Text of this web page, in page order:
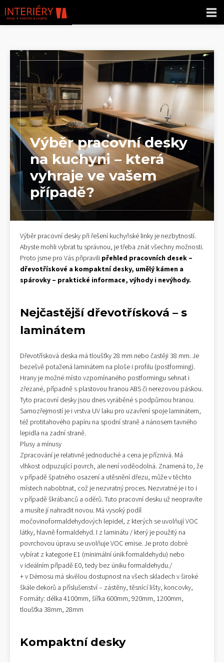
Výběr pracovní desky
na kuchyni – která
vyhraje ve vašem
případě?
Výběr pracovní desky při řešení kuchyňské linky je nezbytností.
Abyste mohli vybrat tu správnou, je třeba znát všechny možnosti.
Proto jsme pro Vás připravili přehled pracovních desek –
dřevotřískové a kompaktní desky, umělý kámen a
spárovky – praktické informace, výhody i nevýhody.
Nejčastějšídřevotřísková – s
laminátem
Dřevotřísková deska má tloušťky 28 mm nebo častěji 38 mm. Je
bezešvě potažená laminátem na ploše i profilu (postforming).
Hrany je možné místo vzpomínaného postformingu sehnat i
zřezané, případně s plastovou hranou ABS či nerezovou páskou.
Tyto pracovní desky jsou dnes vyráběné s podpůrnou hranou.
Samozřejmostí je i vrstva UV laku pro uzavření spoje laminátem,
též protitahového papíru na spodní straně a nánosem tavného
lepidla na zadní straně.
Plusy a mínusy
Zpracování je relativně jednoduché a cena je příznivá. Má
vlhkost odpuzující povrch, ale není voděodolná. Znamená to, že
v případě špatného osazení a utěsnění dřezu, může v těchto
místech nabobtnat, což je nezvratný proces. Nezvratné je i to i
v případě škrábanců a oděrů. Tuto pracovní desku už neopravíte
a musíte jí nahradit novou. Má vysoký podíl
močovinoformaldehydových lepidel, z kterých se uvolňují VOC
látky, hlavně formaldehyd. I z laminátu / který je použitý na
povrchovou úpravu se uvolňuje VOC emise. Je proto dobré
vybírat z kategorie E1 (minimální únik formaldehydu) nebo
v ideálním případě E0, tedy bez úniku formaldehydu./
+ v Démosu má skvělou dostupnost na všech skladech v široké
škále dekorů a příslušenství – zástěny, těsnící lišty, koncovky,
Formáty: délka 4100mm, šířka 600mm, 920mm, 1200mm,
tloušťka 38mm, 28mm
Kompaktní desky